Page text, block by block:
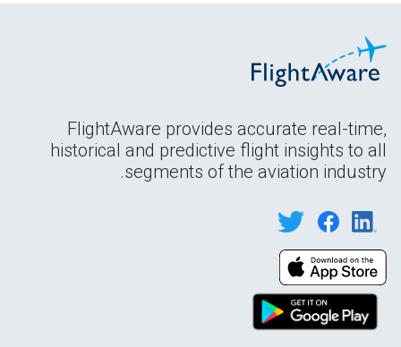
FlightAware provides accurate real-time,
historical and predictive flight insights to all
segments of the aviation industry.